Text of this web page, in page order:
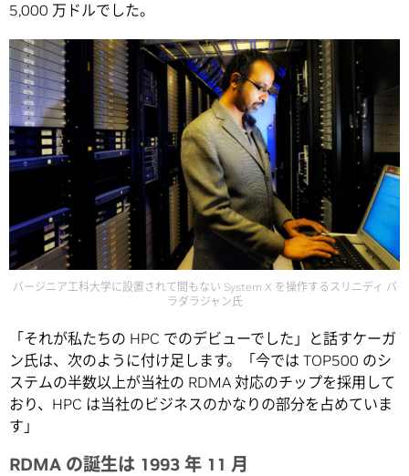
5,000 万ドルでした。
バージニア工科大学に設置されて間もない System X を操作するスリニディ バ
ラダラジャン氏
「それが私たちの HPC でのデビューでした」と話すケーガ
ン氏は、次のように付け足します。「今では TOP500 のシ
ステムの半数以上が当社の RDMA 対応のチップを採用して
おり、HPC は当社のビジネスのかなりの部分を占めていま
す」
RDMA の誕生は 1993 年 11 月